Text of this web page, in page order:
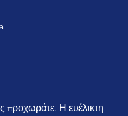
προχωράτε. Η ευέλικτη